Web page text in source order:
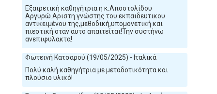
Εξαιρετική καθηγήτρια η κ.Αποστολίδου
Αργυρώ.Αριστη γνώστης του εκπαιδευτικου
αντικειμένου της,μεθοδική,υπομονετική και
πιεστική οταν αυτο απαιτείται!Την συστήνω
ανεπιφυλακτα!
Φωτεινή Κατσαρού (19/05/2025) - Ιταλικά
Πολύ καλή καθηγήτρια με μεταδοτικότητα και
πλούσιο υλικό!